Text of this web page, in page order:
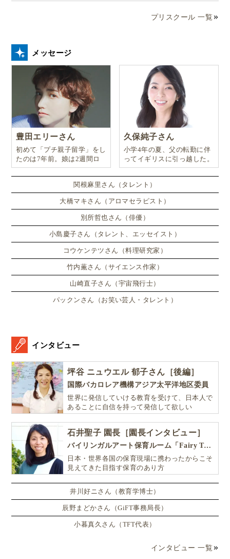
プリスクール 一覧
メッセージ
豊田エリーさん
初めて「プチ親子留学」をし
たのは7年前。娘は2週間ロ
ンドンのサマースクールに通
い、英語劇に挑戦したり、
久保純子さん
小学4年の夏、父の転勤に伴
ってイギリスに引っ越した。
関根麻里さん（タレント）
大橋マキさん（アロマセラピスト）
別所哲也さん（俳優）
小島慶子さん（タレント、エッセイスト）
コウケンテツさん（料理研究家）
竹内薫さん（サイエンス作家）
山崎直子さん（宇宙飛行士）
パックンさん（お笑い芸人・タレント）
インタビュー
坪谷 ニュウエル 郁子さん［後編］
国際バカロレア機構アジア太平洋地区委員
世界に発信していける教育を受けて、日本人で
あることに自信を持って発信して欲しい
石井聖子 園長［園長インタビュー］
バイリンガルアート保育ルーム「Fairy Tale（フェアリーテイル）」
日本・世界各国の保育現場に携わったからこそ
見えてきた目指す保育のあり方
井川好ニさん（教育学博士）
辰野まどかさん（GiFT事務局長）
小暮真久さん（TFT代表）
インタビュー 一覧